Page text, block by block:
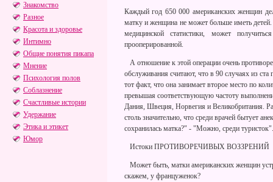
Знакомство
Разное
Красота и здоровье
Интимно
Общие понятия пикапа
Мнение
Психология полов
Соблазнение
Счастливые истории
Удержание
Этика и этикет
Юмор
Каждый год 650 000 американских женщин
матку и женщина не может больше иметь
медицинской статистики, может
прооперированной.
А отношение к этой операции очень
обслуживания считают, что в 90 случаях из ста
тот факт, что она занимает второе место по
превышая соответствующую частоту
Дания, Швеция, Норвегия и Великобритания.
столь значительно, что среди врачей бытует
сохранилась матка?" - "Можно, среди туристок".
Истоки ПРОТИВОРЕЧИВЫХ ВОЗЗРЕНИЙ
Может быть, матки американских женщин
скажем, у француженок?